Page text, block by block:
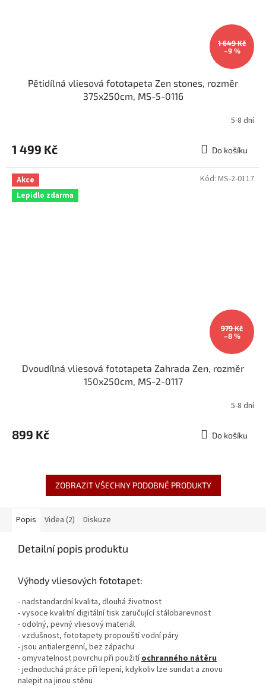
1 649 Kč
–9 %
Pětidílná vliesová fototapeta Zen stones, rozměr
375x250cm, MS-5-0116
5-8 dní
1 499 Kč Do košíku
Akce
Lepidlo zdarma
979 Kč
–8 %
Dvoudílná vliesová fototapeta Zahrada Zen, rozměr
150x250cm, MS-2-0117
5-8 dní
899 Kč Do košíku
Kód: MS-2-0117
ZOBRAZIT VŠECHNY PODOBNÉ PRODUKTY
Popis Videa (2) Diskuze
Detailní popis produktu
Výhody vliesových fototapet:
- nadstandardní kvalita, dlouhá životnost
- vysoce kvalitní digitální tisk zaručující stálobarevnost
- odolný, pevný vliesový materiál
- vzdušnost, fototapety propouští vodní páry
- jsou antialergenní, bez zápachu
- omyvatelnost povrchu při použitíochranného nátěru
- jednoduchá práce při lepení, kdykoliv lze sundat a znovu
nalepit na jinou stěnu